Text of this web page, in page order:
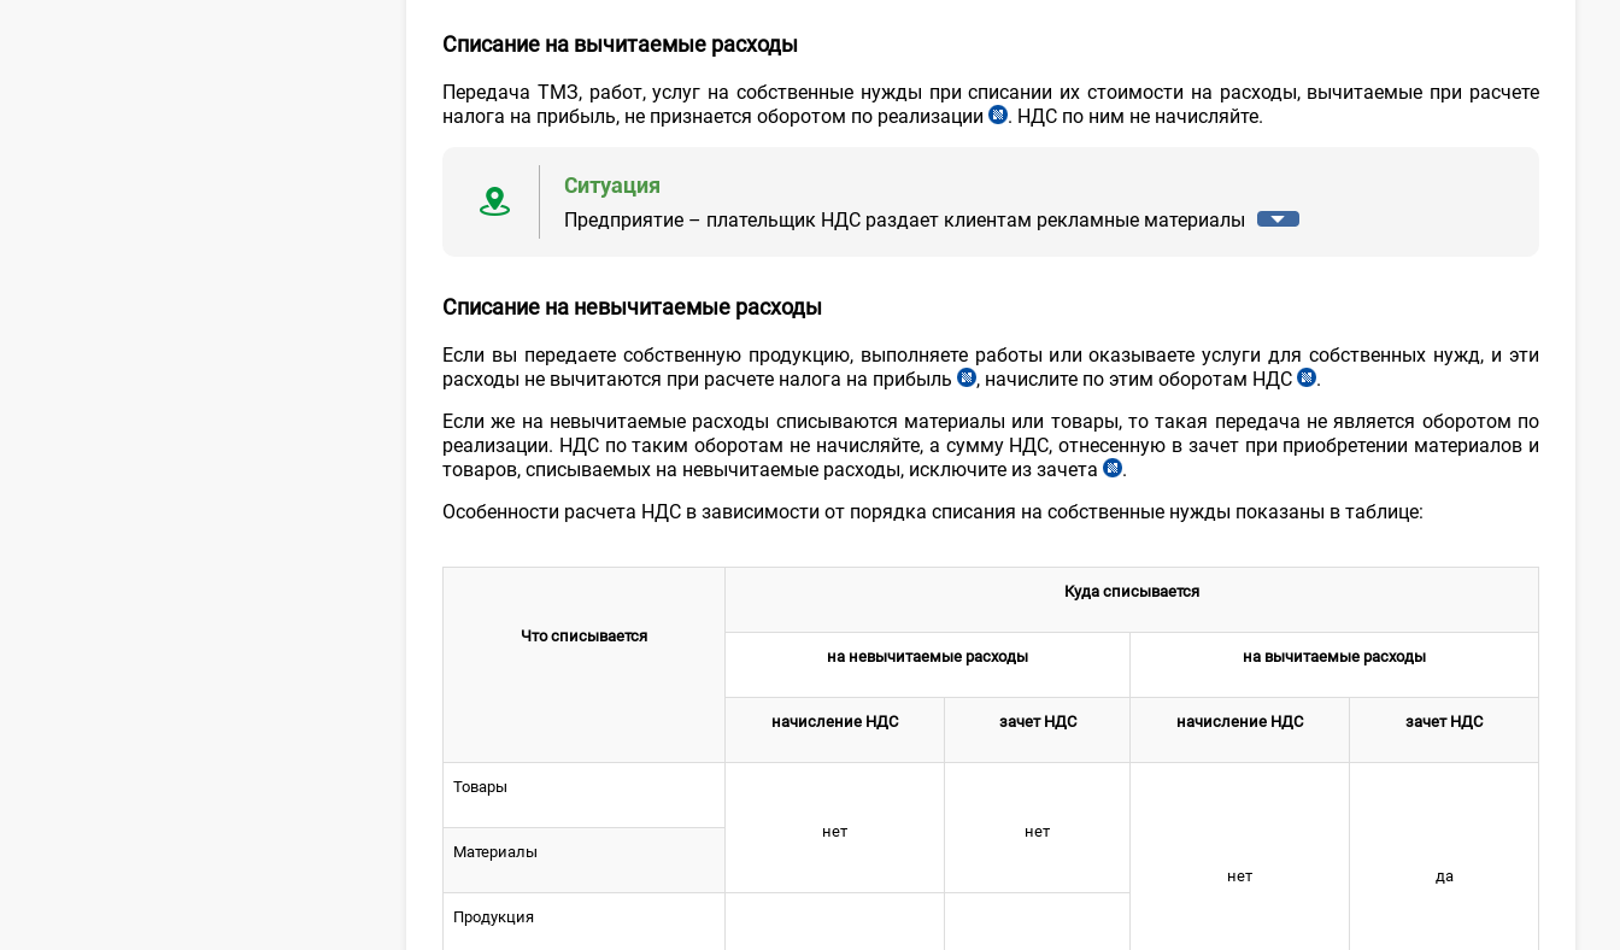
Списание на вычитаемые расходы
Передача ТМЗ, работ, услуг на собственные нужды при списании их стоимости на расходы, вычитаемые при расчете
налога на прибыль, не признается оборотом по реализации
ст.
2
. НДС по ним не начисляйте.
Ситуация
Предприятие – плательщик НДС раздает клиентам рекламные материалы
Списание на невычитаемые расходы
Если вы передаете собственную продукцию, выполняете работы или оказываете услуги для собственных нужд, и эти
расходы не вычитаются при расчете налога на прибыль
ст.
НК
, начислите по этим оборотам НДС
ч.
2
НК
.
Если же на невычитаемые расходы списываются материалы или товары, то такая передача не является оборотом по
реализации. НДС по таким оборотам не начисляйте, а сумму НДС, отнесенную в зачет при приобретении материалов и
товаров, списываемых на невычитаемые расходы, исключите из зачета
п.6
.
Особенности расчета НДС в зависимости от порядка списания на собственные нужды показаны в таблице:
Что списывается
Куда списывается
на невычитаемые расходы на вычитаемые расходы
начисление НДС зачет НДС начисление НДС зачет НДС
Товары
нет нет
нет да
Материалы
Продукция